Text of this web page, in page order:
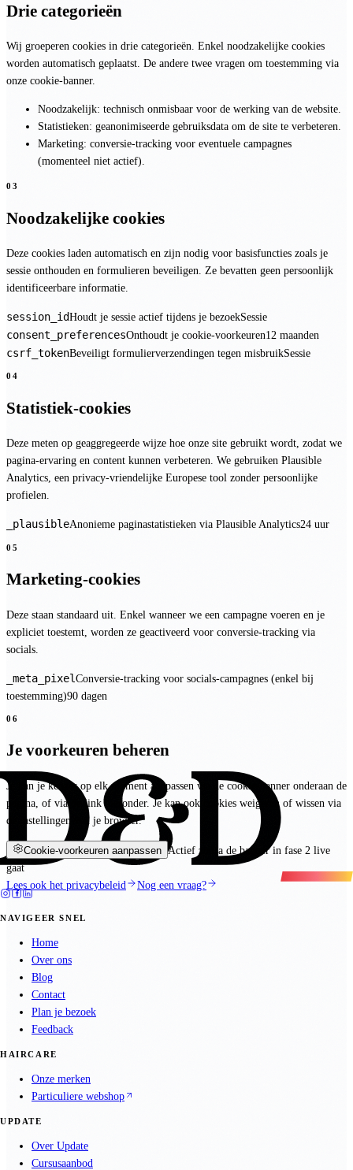
Drie categorieën
Wij groeperen cookies in drie categorieën. Enkel noodzakelijke cookies
worden automatisch geplaatst. De andere twee vragen om toestemming via
onze cookie-banner.
Noodzakelijk: technisch onmisbaar voor de werking van de website.
Statistieken: geanonimiseerde gebruiksdata om de site te verbeteren.
Marketing: conversie-tracking voor eventuele campagnes
(momenteel niet actief).
03
Noodzakelijke cookies
Deze cookies laden automatisch en zijn nodig voor basisfuncties zoals je
sessie onthouden en formulieren beveiligen. Ze bevatten geen persoonlijk
identificeerbare informatie.
session_idHoudt je sessie actief tijdens je bezoekSessie
consent_preferencesOnthoudt je cookie-voorkeuren12 maanden
csrf_tokenBeveiligt formulierverzendingen tegen misbruikSessie
04
Statistiek-cookies
Deze meten op geaggregeerde wijze hoe onze site gebruikt wordt, zodat we
pagina-ervaring en content kunnen verbeteren. We gebruiken Plausible
Analytics, een privacy-vriendelijke Europese tool zonder persoonlijke
profielen.
_plausibleAnonieme paginastatistieken via Plausible Analytics24 uur
05
Marketing-cookies
Deze staan standaard uit . Enkel wanneer we een campagne voeren en je
expliciet toestemt, worden ze geactiveerd voor conversie-tracking via
socials.
_meta_pixel Conversie-tracking voor socials-campagnes (enkel bij
toestemming)90 dagen
06
Je voorkeuren beheren
Je kan je keuzes op elk moment aanpassen via de cookie-banner onderaan de
pagina, of via de link hieronder. Je kan ook cookies weigeren of wissen via
de instellingen van je browser.
Cookie-voorkeuren aanpassen Actief zodra de banner in fase 2 live
gaat
Lees ook het privacybeleid
Nog een vraag?
NAVIGEER SNEL
Home
Over ons
Blog
Contact
Plan je bezoek
Feedback
HAIRCARE
Onze merken
Particuliere webshop
UPDATE
Over Update
Cursusaanbod